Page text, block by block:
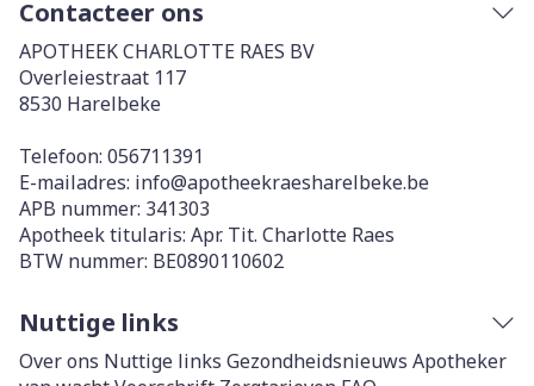
Contacteer ons
APOTHEEK CHARLOTTE RAES BV
Overleiestraat 117
8530 Harelbeke
Telefoon: 056711391
E-mailadres: info@apotheekraesharelbeke.be
APB nummer: 341303
Apotheek titularis: Apr. Tit. Charlotte Raes
BTW nummer: BE0890110602
Nuttige links
Over ons Nuttige links Gezondheidsnieuws Apotheker